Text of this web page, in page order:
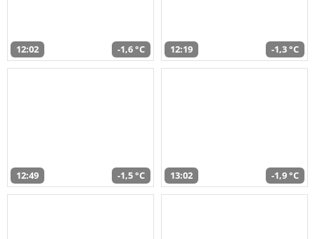
12:02 -1,6 °C 12:19 -1,3 °C
12:49 -1,5 °C 13:02 -1,9 °C